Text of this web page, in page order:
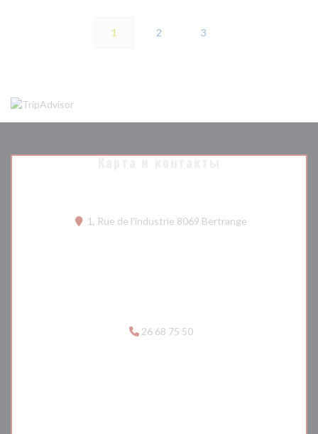
1 2 3
Карта и контакты
1, Rue de l'industrie 8069 Bertrange
26 68 75 50